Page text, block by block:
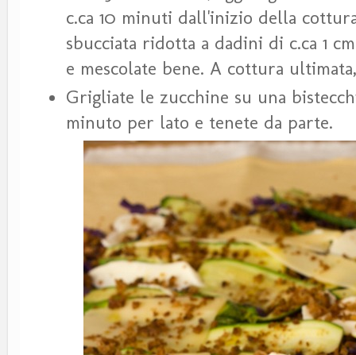
c.ca 10 minuti dall'inizio della
sbucciata ridotta a dadini di c.ca 1
e mescolate bene. A cottura
Grigliate le zucchine su una
minuto per lato e tenete da parte.